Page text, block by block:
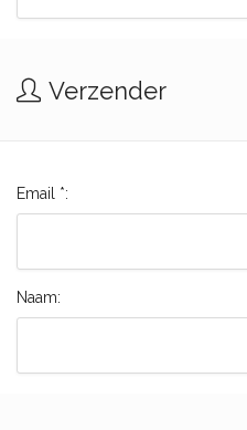
Verzender
Email *:
Naam: